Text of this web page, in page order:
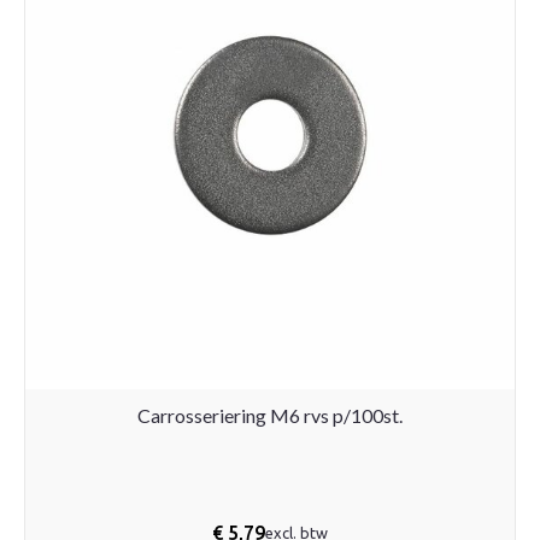
Carrosseriering M6 rvs p/100st.
€ 5,79excl. btw